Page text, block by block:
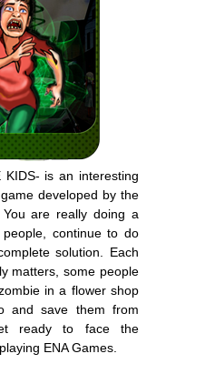
KIDS- is an interesting
developed by the
You are really doing a
continue to do
solution. Each
matters, some people
in a flower shop
and save them from
ready to face the
ENA Games.